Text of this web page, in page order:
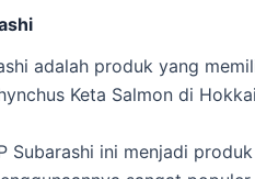
adalah produk yang
Keta Salmon di
Subarashi ini menjadi